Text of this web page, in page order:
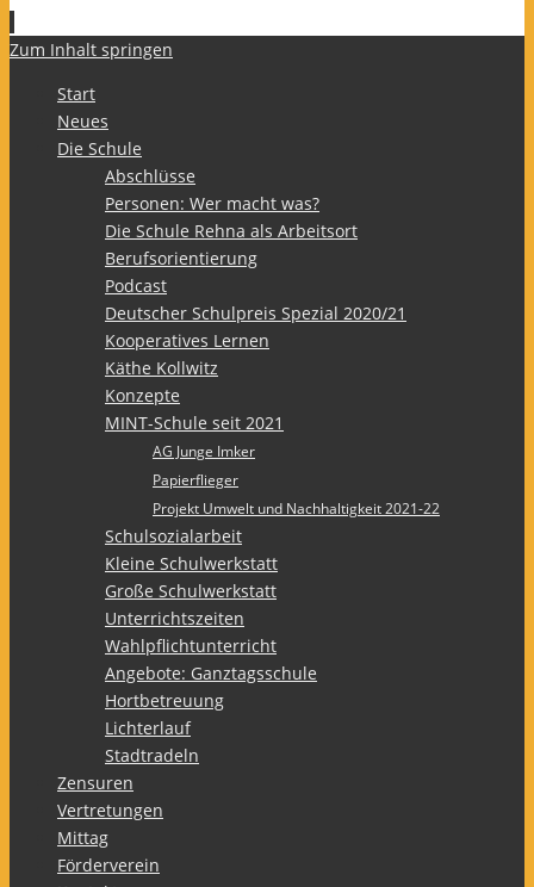
Zum Inhalt springen
Start
Neues
Die Schule
Abschlüsse
Personen: Wer macht was?
Die Schule Rehna als Arbeitsort
Berufsorientierung
Podcast
Deutscher Schulpreis Spezial 2020/21
Kooperatives Lernen
Käthe Kollwitz
Konzepte
MINT-Schule seit 2021
AG Junge Imker
Papierflieger
Projekt Umwelt und Nachhaltigkeit 2021-22
Schulsozialarbeit
Kleine Schulwerkstatt
Große Schulwerkstatt
Unterrichtszeiten
Wahlpflichtunterricht
Angebote: Ganztagsschule
Hortbetreuung
Lichterlauf
Stadtradeln
Zensuren
Vertretungen
Mittag
Förderverein